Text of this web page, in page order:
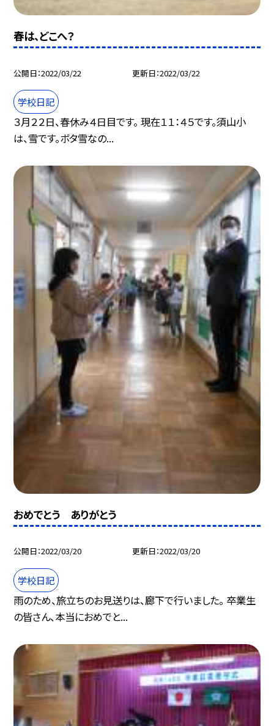
春は、どこへ？
公開日 2022/03/22 更新日 2022/03/22
学校日記
３月２２日、春休み４日目です。 現在１１：４５です。須山小
は、雪です。ボタ雪なの...
おめでとう ありがとう
公開日 2022/03/20 更新日 2022/03/20
学校日記
雨のため、旅立ちのお見送りは、廊下で行いました。 卒業生
の皆さん、本当におめでと...